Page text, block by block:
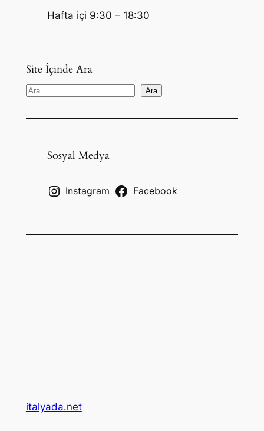
Hafta içi 9:30 – 18:30
Site İçinde Ara
S
a
Ara
Sosyal Medya
Instagram Facebook
italyada.net